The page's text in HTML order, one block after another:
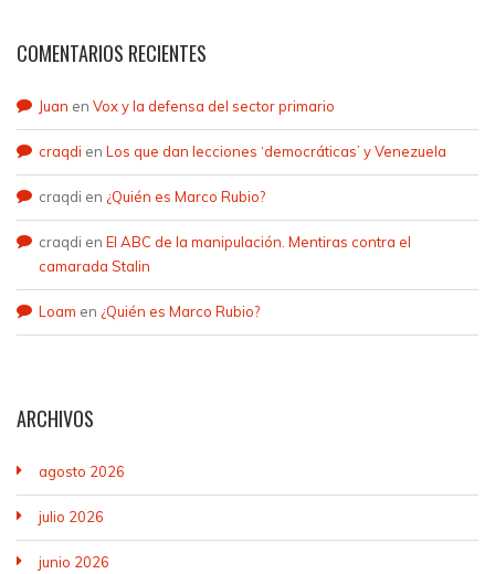
COMENTARIOS RECIENTES
Juan en Vox y la defensa del sector primario
craqdi en Los que dan lecciones ‘democráticas’ y Venezuela
craqdi en ¿Quién es Marco Rubio?
craqdi en El ABC de la manipulación. Mentiras contra el
camarada Stalin
Loam en ¿Quién es Marco Rubio?
ARCHIVOS
agosto 2026
julio 2026
junio 2026